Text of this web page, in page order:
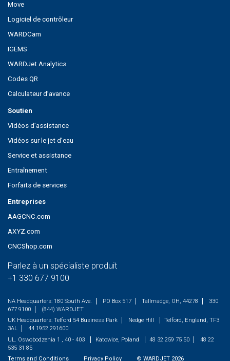
Move
Logiciel de contrôleur
WARDCam
IGEMS
WARDJet Analytics
Codes QR
Calculateur d’avance
Soutien
Vidéos d’assistance
Vidéos sur le jet d’eau
Service et assistance
Entraînement
Forfaits de services
Entreprises
AAGCNC.com
AXYZ.com
CNCShop.com
NA Headquarters: 180 South Ave. PO Box 517 Tallmadge, OH, 44278
330
677 9100
(844) WARDJET
UK Headquarters: Telford 54 Business Park Nedge Hill
Telford, England, TF3
3AL
44 1952 291600
UL. Oswobodzenia 1 , 40 - 403
Katowice, Poland 48 32 259 75 50
48 22
535 31 85
Terms and Conditions
Privacy Policy © WARDJET 2026
Parlez à un spécialiste produit
+1 330 677 9100